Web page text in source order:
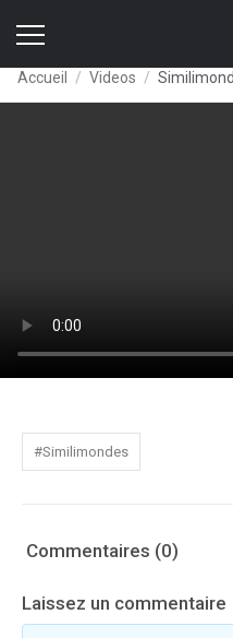
Accueil Videos
#Similimondes
Commentaires (0)
Laissez un commentaire